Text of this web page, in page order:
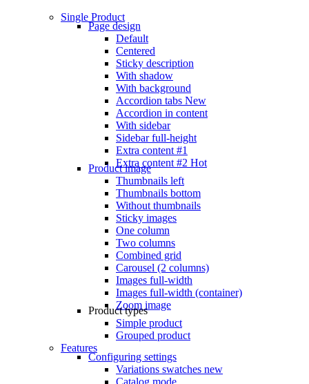
Single Product
Page design
Default
Centered
Sticky description
With shadow
With background
Accordion tabs New
Accordion in content
With sidebar
Sidebar full-height
Extra content #1
Extra content #2 Hot
Product image
Thumbnails left
Thumbnails bottom
Without thumbnails
Sticky images
One column
Two columns
Combined grid
Carousel (2 columns)
Images full-width
Images full-width (container)
Zoom image
Product types
Simple product
Grouped product
Features
Configuring settings
Variations swatches new
Catalog mode